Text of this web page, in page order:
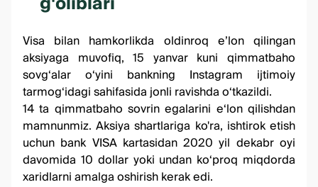
Visa bilan hamkorlikda oldinroq e’lon qilingan
aksiyaga muvofiq, 15 yanvar kuni qimmatbaho
sovg‘alar o‘yini bankning Instagram
ijtimoiy
tarmog‘idagisahifasidajonli ravishdao‘tkazildi.
14 ta qimmatbaho sovrin egalarini e‘lon qilishdan
mamnunmiz. Aksiya shartlariga ko'ra, ishtirok etish
uchun bank VISA kartasidan 2020 yil dekabr oyi
davomida 10 dollar yoki undan ko‘proq miqdorda
xaridlarni amalga oshirish kerak edi.